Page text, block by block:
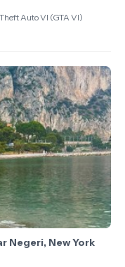
Auto VI (GTA VI)
Negeri, New York